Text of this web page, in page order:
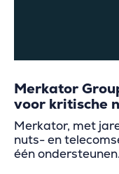
Merkator
voor kritische
Merkator, met
nuts- en
één ondersteunen.